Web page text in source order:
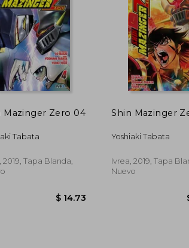
Mazinger Zero 04
Tabata
2019, Tapa Blanda,
Shin Mazinger
Yoshiaki Tabata
Ivrea, 2019, Tapa
Nuevo